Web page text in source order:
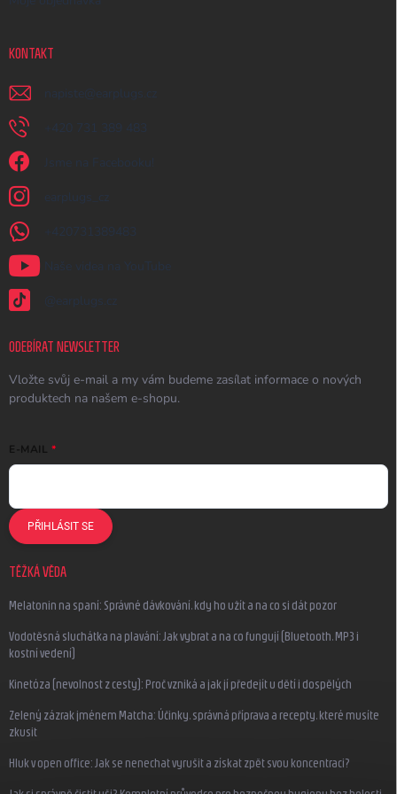
KONTAKT
napiste @ earplugs.cz
+420 731 389 483
Jsme na Facebooku!
earplugs_cz
+420731389483
Naše videa na YouTube
@earplugs.cz
ODEBÍRAT NEWSLETTER
Vložte svůj e-mail a my vám budeme zasílat informace o nových
produktech na našem e-shopu.
E-MAIL
PŘIHLÁSIT SE
TĚŽKÁ VĚDA
Melatonin na spaní: Správné dávkování, kdy ho užít a na co si dát pozor
Vodotěsná sluchátka na plavání: Jak vybrat a na co fungují (Bluetooth, MP3 i
kostní vedení)
Kinetóza (nevolnost z cesty): Proč vzniká a jak jí předejít u dětí i dospělých
Zelený zázrak jménem Matcha: Účinky, správná příprava a recepty, které musíte
zkusit
Hluk v open office: Jak se nenechat vyrušit a získat zpět svou koncentraci?